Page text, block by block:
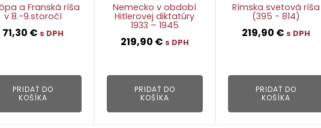
a Franská ríša
v 8.-9.storočí
71,30 € s DPH
PRIDAŤ DO
KOŠÍKA
Nemecko v období
Hitlerovej diktatúry
1933 – 1945
219,90 € s DPH
PRIDAŤ DO
KOŠÍKA
Rímska svetová ríša
(395 - 814)
219,90 € s DPH
PRIDAŤ DO
KOŠÍKA